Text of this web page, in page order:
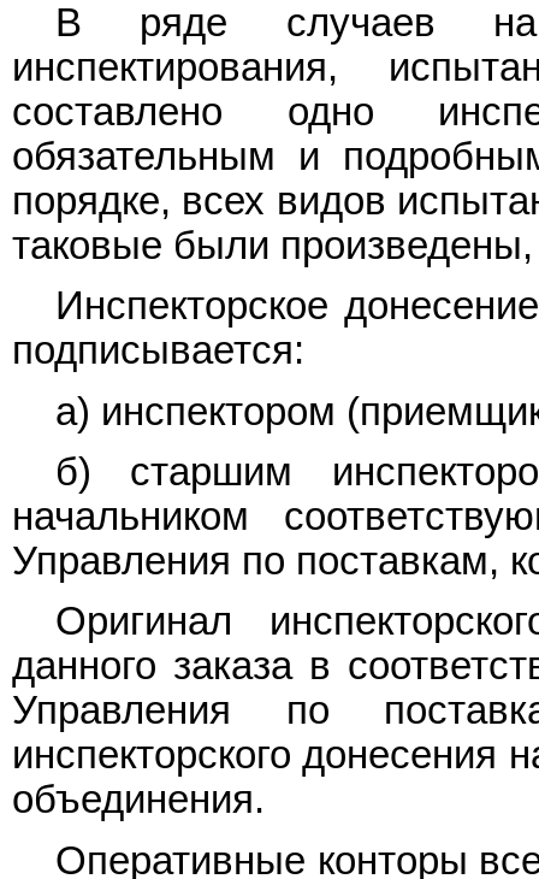
В ряде случаев
инспектирования,
составлено одно
обязательным и
порядке, всех видов
таковые были произведены,
Инспекторское
подписывается:
а) инспектором
б) старшим
начальником
Управления по поставкам,
Оригинал
данного заказа в
Управления по
инспекторского донесения
объединения.
Оперативные конторы